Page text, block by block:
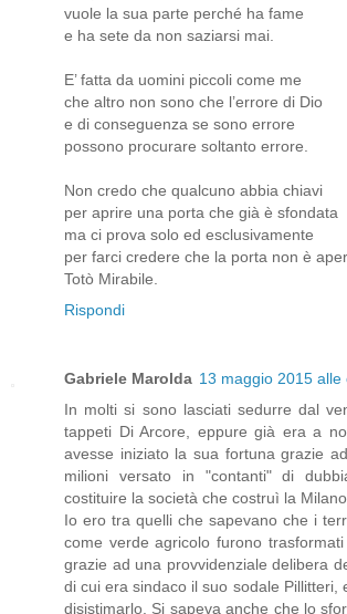
vuole la sua parte perché ha fame
e ha sete da non saziarsi mai.
E’ fatta da uomini piccoli come me
che altro non sono che l’errore di Dio
e di conseguenza se sono errore
possono procurare soltanto errore.
Non credo che qualcuno abbia chiavi
per aprire una porta che già è sfondata
ma ci prova solo ed esclusivamente
per farci credere che la porta non è
Totò Mirabile.
Rispondi
Gabriele Marolda 13 maggio 2015 alle
In molti si sono lasciati sedurre dal
tappeti Di Arcore, eppure già era a
avesse iniziato la sua fortuna grazie
milioni versato in "contanti" di
costituire la società che costruì la
Io ero tra quelli che sapevano che i
come verde agricolo furono
grazie ad una provvidenziale delibera
di cui era sindaco il suo sodale Pillitteri,
disistimarlo. Si sapeva anche che lo